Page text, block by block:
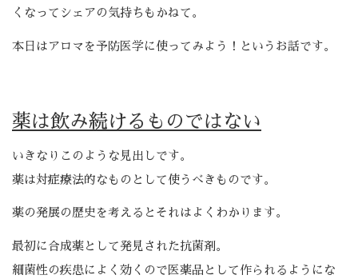
くなってシェアの気持ちもかねて。
本日はアロマを予防医学に使ってみよう！というお話です。
薬は飲み続けるものではない
いきなりこのような見出しです。
薬は対症療法的なものとして使うべきものです。
薬の発展の歴史を考えるとそれはよくわかります。
最初に合成薬として発見された抗菌剤。
細菌性の疾患によく効くので医薬品として作られるようにな